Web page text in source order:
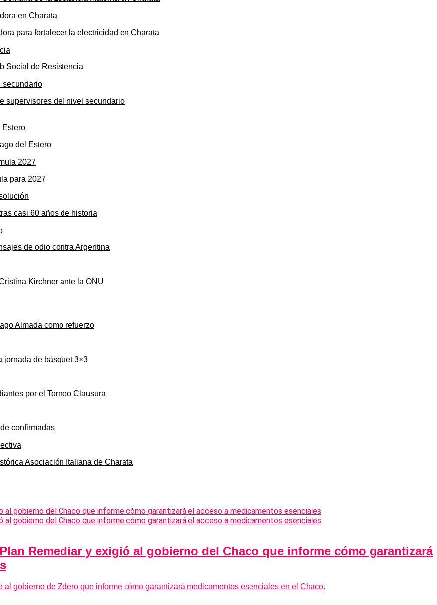
para fortalecer la electricidad en Charata
Social de Resistencia
supervisores del nivel secundario
del Estero
para 2027
casi 60 años de historia
de odio contra Argentina
Kirchner ante la ONU
Almada como refuerzo
jornada de básquet 3×3
por el Torneo Clausura
confirmadas
Asociación Italiana de Charata
Remediar y exigió al gobierno del Chaco que informe cómo garantizará
gobierno de Zdero que informe cómo garantizará medicamentos esenciales en el Chaco.